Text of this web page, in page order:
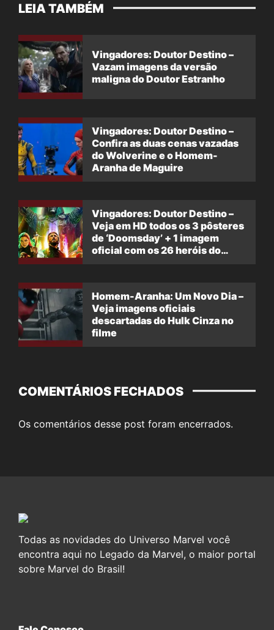
LEIA TAMBÉM
Vingadores: Doutor Destino –
Vazam imagens da versão
maligna do Doutor Estranho
Vingadores: Doutor Destino –
Confira as duas cenas vazadas
do Wolverine e o Homem-
Aranha de Maguire
Vingadores: Doutor Destino –
Veja em HD todos os 3 pôsteres
de ‘Doomsday’ + 1 imagem
oficial com os 26 heróis do
Homem-Aranha: Um Novo Dia –
Veja imagens oficiais
descartadas do Hulk Cinza no
filme
COMENTÁRIOS FECHADOS
Os comentários desse post foram encerrados.
Todas as novidades do Universo Marvel você
encontra aqui no Legado da Marvel, o maior portal
sobre Marvel do Brasil!